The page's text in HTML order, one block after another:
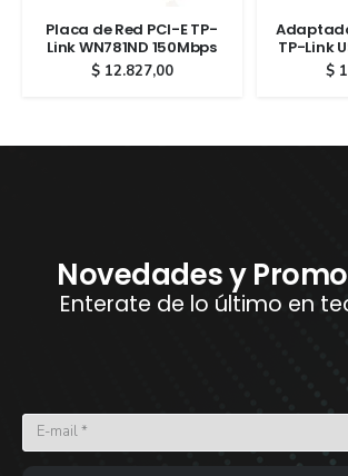
Placa de Red PCI-E TP-
Link WN781ND 150Mbps
$12.827,00
TP-Link
$
Novedades y
Enterate de lo último en